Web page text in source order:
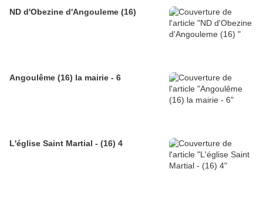
ND d'Obezine d'Angouleme (16)
Angoulême (16) la mairie - 6
L'église Saint Martial - (16) 4